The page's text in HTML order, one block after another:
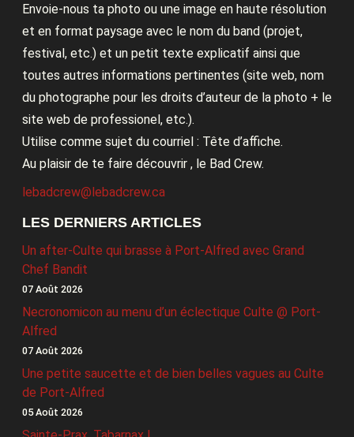
Envoie-nous ta photo ou une image en haute résolution
et en format paysage avec le nom du band (projet,
festival, etc.) et un petit texte explicatif ainsi que
toutes autres informations pertinentes (site web, nom
du photographe pour les droits d’auteur de la photo + le
site web de professionel, etc.).
Utilise comme sujet du courriel : Tête d’affiche.
Au plaisir de te faire découvrir , le Bad Crew.
lebadcrew@lebadcrew.ca
LES DERNIERS ARTICLES
Un after-Culte qui brasse à Port-Alfred avec Grand
Chef Bandit
07 Août 2026
Necronomicon au menu d’un éclectique Culte @ Port-
Alfred
07 Août 2026
Une petite saucette et de bien belles vagues au Culte
de Port-Alfred
05 Août 2026